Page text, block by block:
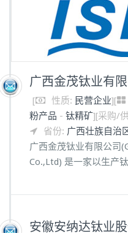
广西金茂钛业有
[ 性质: 民营企业][
粉产品 - 钛精矿][采购/
省份: 广西壮族自治
广西金茂钛业有限公司
Co.,Ltd) 是一家以生产
安徽安纳达钛业